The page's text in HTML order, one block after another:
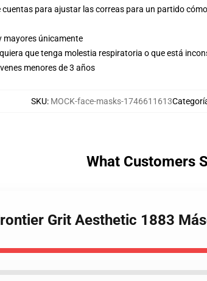
para ajustar las correas para un partido
mayores únicamente
que tenga molestia respiratoria o que está
menores de 3 años
SKU: MOCK-face-masks-1746611613
What Customers
Grit Aesthetic 1883